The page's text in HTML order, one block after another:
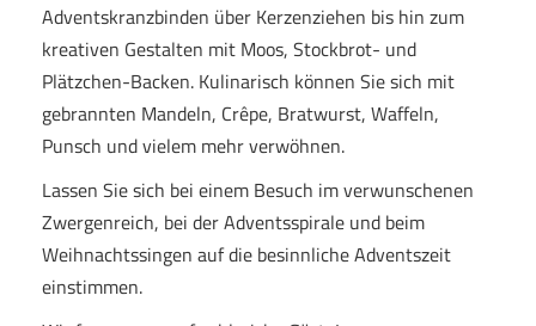
Adventskranzbinden über Kerzenziehen bis hin zum
kreativen Gestalten mit Moos, Stockbrot- und
Plätzchen-Backen. Kulinarisch können Sie sich mit
gebrannten Mandeln, Crêpe, Bratwurst, Waffeln,
Punsch und vielem mehr verwöhnen.
Lassen Sie sich bei einem Besuch im verwunschenen
Zwergenreich, bei der Adventsspirale und beim
Weihnachtssingen auf die besinnliche Adventszeit
einstimmen.